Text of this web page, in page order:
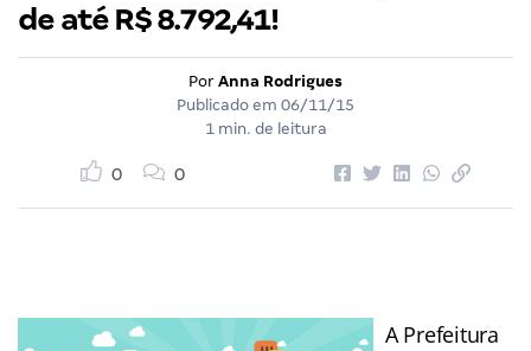
de até R$ 8.792,41!
Por Anna Rodrigues
Publicado em 06/11/15
1 min. de leitura
0 0
A Prefeitura